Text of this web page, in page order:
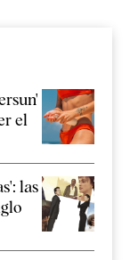
el
las